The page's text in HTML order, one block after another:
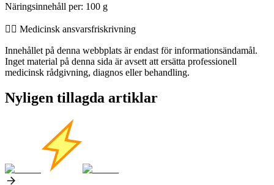
Näringsinnehåll per: 100 g
👨‍⚕️️ Medicinsk ansvarsfriskrivning
Innehållet på denna webbplats är endast för informationsändamål.
Inget material på denna sida är avsett att ersätta professionell
medicinsk rådgivning, diagnos eller behandling.
Nyligen tillagda artiklar